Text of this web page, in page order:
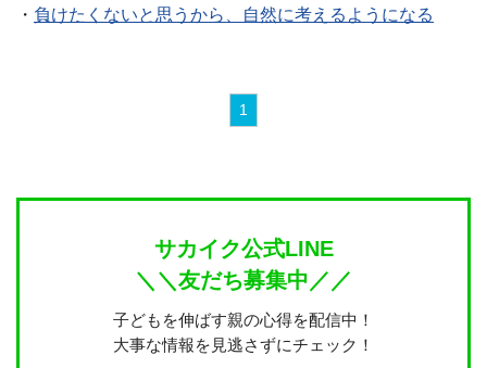
・ 負けたくないと思うから、自然に考えるようになる
1
サカイク公式LINE
＼＼友だち募集中／／
子どもを伸ばす親の心得を配信中！
大事な情報を見逃さずにチェック！